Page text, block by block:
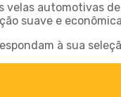
velas automotivas
suave e
à sua